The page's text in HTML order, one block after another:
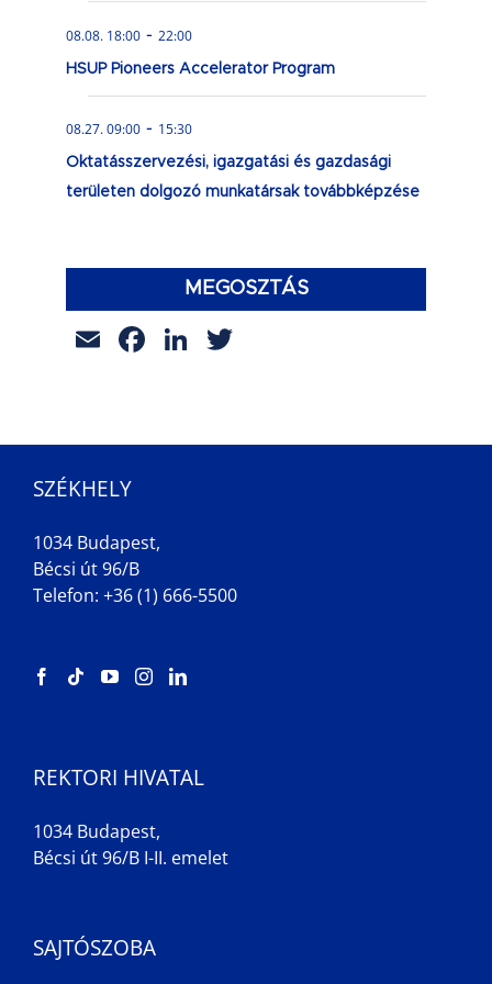
08.08. 18:00 - 22:00
HSUP Pioneers Accelerator Program
08.27. 09:00 - 15:30
Oktatásszervezési, igazgatási és gazdasági
területen dolgozó munkatársak továbbképzése
MEGOSZTÁS
EmailFacebook
LinkedIn
SZÉKHELY
1034 Budapest,
Bécsi út 96/B
Telefon: +36 (1) 666-5500
REKTORI HIVATAL
1034 Budapest,
Bécsi út 96/B I-II. emelet
SAJTÓSZOBA